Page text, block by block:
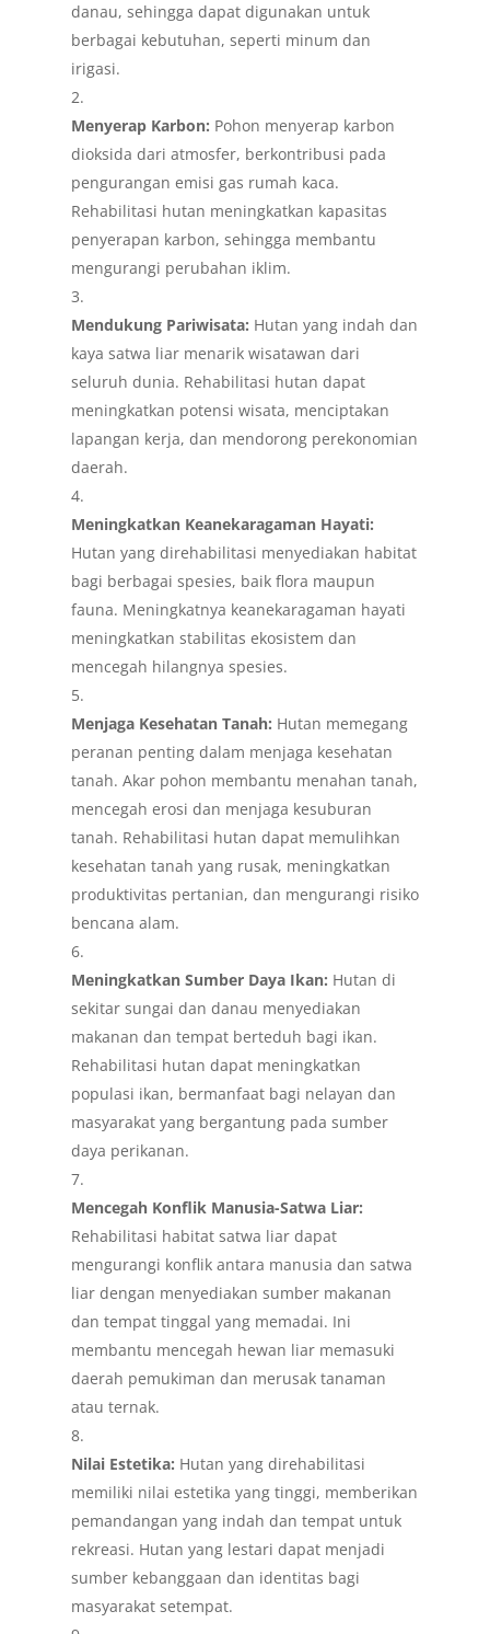
danau, sehingga dapat digunakan untuk
berbagai kebutuhan, seperti minum dan
irigasi.
Menyerap Karbon: Pohon menyerap karbon
dioksida dari atmosfer, berkontribusi pada
pengurangan emisi gas rumah kaca.
Rehabilitasi hutan meningkatkan kapasitas
penyerapan karbon, sehingga membantu
mengurangi perubahan iklim.
Mendukung Pariwisata: Hutan yang indah dan
kaya satwa liar menarik wisatawan dari
seluruh dunia. Rehabilitasi hutan dapat
meningkatkan potensi wisata, menciptakan
lapangan kerja, dan mendorong perekonomian
daerah.
Meningkatkan Keanekaragaman Hayati:
Hutan yang direhabilitasi menyediakan habitat
bagi berbagai spesies, baik flora maupun
fauna. Meningkatnya keanekaragaman hayati
meningkatkan stabilitas ekosistem dan
mencegah hilangnya spesies.
Menjaga Kesehatan Tanah: Hutan memegang
peranan penting dalam menjaga kesehatan
tanah. Akar pohon membantu menahan tanah,
mencegah erosi dan menjaga kesuburan
tanah. Rehabilitasi hutan dapat memulihkan
kesehatan tanah yang rusak, meningkatkan
produktivitas pertanian, dan mengurangi risiko
bencana alam.
Meningkatkan Sumber Daya Ikan: Hutan di
sekitar sungai dan danau menyediakan
makanan dan tempat berteduh bagi ikan.
Rehabilitasi hutan dapat meningkatkan
populasi ikan, bermanfaat bagi nelayan dan
masyarakat yang bergantung pada sumber
daya perikanan.
Mencegah Konflik Manusia-Satwa Liar:
Rehabilitasi habitat satwa liar dapat
mengurangi konflik antara manusia dan satwa
liar dengan menyediakan sumber makanan
dan tempat tinggal yang memadai. Ini
membantu mencegah hewan liar memasuki
daerah pemukiman dan merusak tanaman
atau ternak.
Nilai Estetika: Hutan yang direhabilitasi
memiliki nilai estetika yang tinggi, memberikan
pemandangan yang indah dan tempat untuk
rekreasi. Hutan yang lestari dapat menjadi
sumber kebanggaan dan identitas bagi
masyarakat setempat.